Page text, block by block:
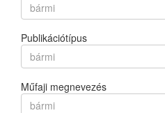
bármi
Publikációtípus
bármi
Műfaji megnevezés
bármi